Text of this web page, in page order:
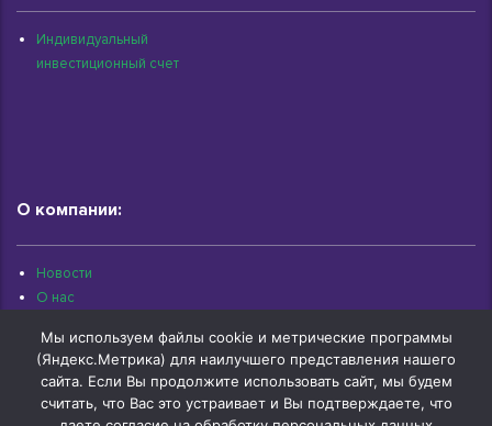
Индивидуальный
инвестиционный счет
О компании:
Новости
О нас
Контакты
Архив документов
Мы используем файлы cookie и метрические программы
(Яндекс.Метрика) для наилучшего представления нашего
сайта. Если Вы продолжите использовать сайт, мы будем
считать, что Вас это устраивает и Вы подтверждаете, что